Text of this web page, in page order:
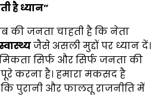
है ध्यान”
जनता चाहती है कि नेता
जैसे असली मुद्दों पर ध्यान दें।
सिर्फ और सिर्फ जनता की
करना है। हमारा मकसद है
पुरानी और फालतू राजनीति में